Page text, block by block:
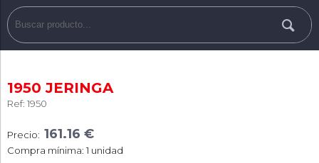
1950 JERINGA
Ref: 1950
Precio: 161.16 €
Compra mínima: 1 unidad